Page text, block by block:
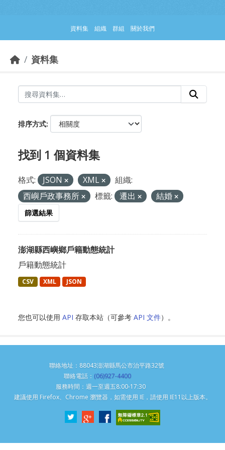
資料集 組織 群組 關於我們
資料集
排序方式
找到 1 個資料集
格式: JSON XML
組織:
西嶼戶政事務所
標籤: 遷出 結婚
篩選結果
澎湖縣西嶼鄉戶籍動態統計
戶籍動態統計
CSV XML JSON
您也可以使用 API 存取本站（可參考 API 文件）。
聯絡地址：88043澎湖縣馬公市治平路32號
聯絡電話： (06)927-4400
服務時間：週一至週五8:00-17:30
建議使用 Firefox、Chrome 瀏覽器，如需使用 IE，請使用 IE11以上版本。